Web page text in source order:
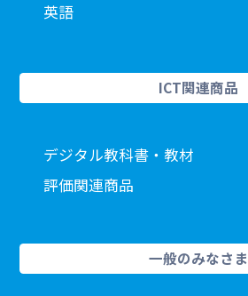
英語
ICT関連商品
デジタル教科書・教材
評価関連商品
一般のみなさま